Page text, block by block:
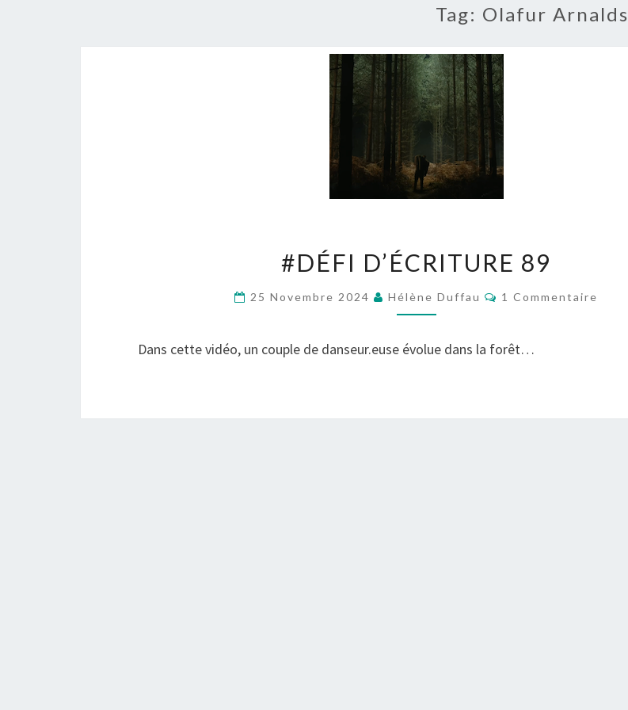
Tag: Olafur Arnalds
D’ÉCRITURE
#DÉFI D’ÉCRITURE 89
25 Novembre 2024 Hélène Duffau Commentaires
1 Commentaire
Dans cette vidéo, un couple de danseur.euse évolue dans la forêt…